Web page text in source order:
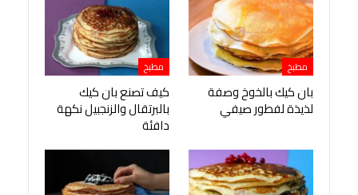
مطبخ
بان كيك بالخوخ وصفة
لذيذة لفطور صيفي
مطبخ
كيف تصنع بان كيك
بالبرتقال والزنجبيل نكهة
دافئة